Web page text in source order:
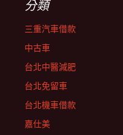
分類
三重汽車借款
中古車
台北中醫減肥
台北免留車
台北機車借款
嘉仕美